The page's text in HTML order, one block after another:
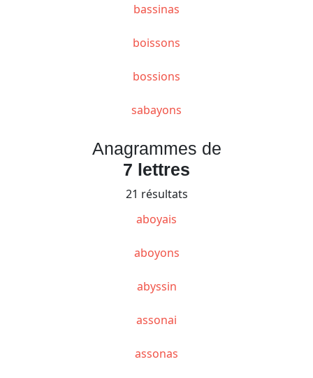
bassinas
boissons
bossions
sabayons
Anagrammes de
7 lettres
21 résultats
aboyais
aboyons
abyssin
assonai
assonas